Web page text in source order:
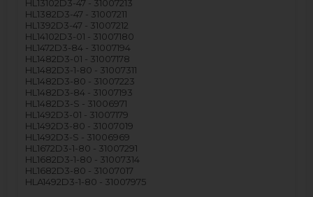
HL13102D3-47 - 31007213
HL1382D3-47 - 31007211
HL1392D3-47 - 31007212
HL14102D3-01 - 31007180
HL1472D3-84 - 31007194
HL1482D3-01 - 31007178
HL1482D3-1-80 - 31007311
HL1482D3-80 - 31007223
HL1482D3-84 - 31007193
HL1482D3-S - 31006971
HL1492D3-01 - 31007179
HL1492D3-80 - 31007019
HL1492D3-S - 31006969
HL1672D3-1-80 - 31007291
HL1682D3-1-80 - 31007314
HL1682D3-80 - 31007017
HLA1492D3-1-80 - 31007975